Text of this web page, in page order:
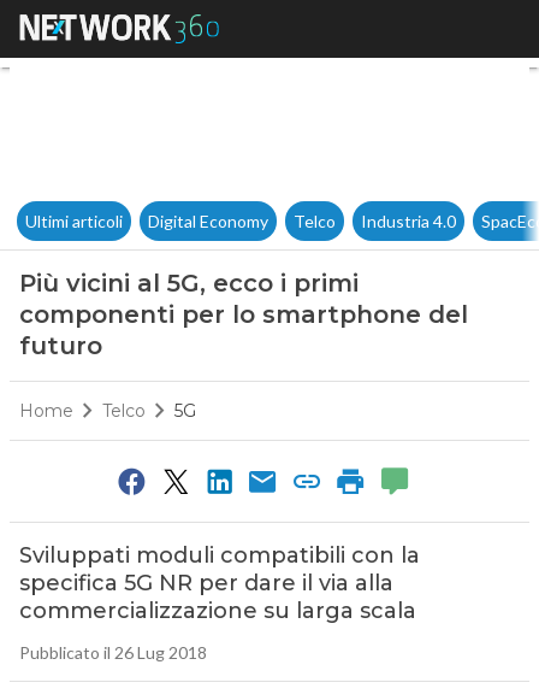
Più vicini al 5G, ecco i primi
Ultimi articoli Digital Economy Telco Industria 4.0
Più vicini al 5G, ecco i primi
componenti per lo smartphone del
futuro
Home Telco 5G
Sviluppati moduli compatibili con la
specifica 5G NR per dare il via alla
commercializzazione su larga scala
Pubblicato il 26 Lug 2018